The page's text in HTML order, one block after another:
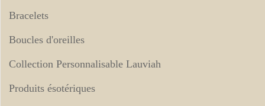
Bracelets
Boucles d'oreilles
Collection Personnalisable Lauviah
Produits ésotériques